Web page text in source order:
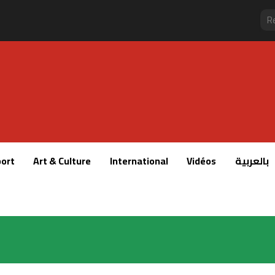
Art & Culture International Vidéos بالعربية